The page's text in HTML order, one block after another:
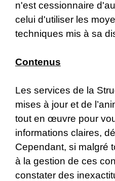
n'est cessionnaire
celui d'utiliser les
techniques mis à sa
Contenus
Les services de la
mises à jour et de
tout en œuvre pour
informations claires,
Cependant, si malgré
à la gestion de ces
constater des